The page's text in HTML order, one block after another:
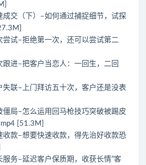
交（下）–如何通过捕捉细节，试探
试–拒绝第一次，还可以尝试第二
进–把客户当恋人：一回生，二回
联–上门拜访五十次，客户还是没表
局–怎么运用回马枪技巧突破被踢皮
[51.3M]
款–想要快速收款，得先治好收款恐
务–延迟客户保质期，收获长情”客